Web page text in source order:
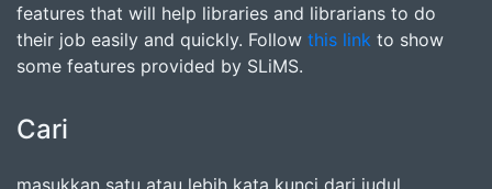
features that will help libraries and librarians to do
their job easily and quickly. Follow this link to show
some features provided by SLiMS.
Cari
masukkan satu atau lebih kata kunci dari judul,